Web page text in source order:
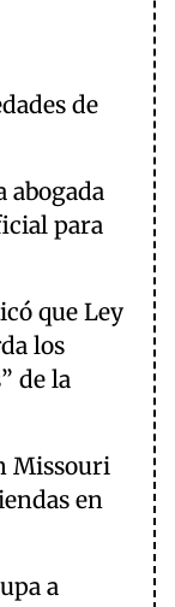
de
abogada
para
que Ley
los
de la
Missouri
en
a